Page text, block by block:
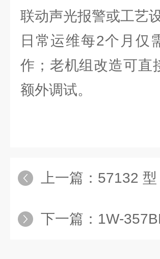
联动声光报警或工艺
日常运维每2个月仅
作；老机组改造可直
额外调试。
上一篇： 57132
下一篇：